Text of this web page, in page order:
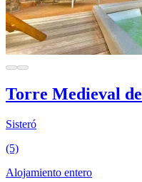
Torre Medieval
Sisteró
(5)
Alojamiento entero